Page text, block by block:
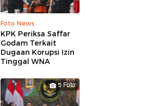
Foto News
KPK Periksa Saffar
Godam Terkait
Dugaan Korupsi Izin
Tinggal WNA
5 Foto